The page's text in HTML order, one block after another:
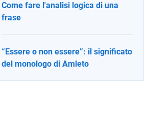
Come fare l'analisi logica di una
frase
“Essere o non essere”: il significato
del monologo di Amleto